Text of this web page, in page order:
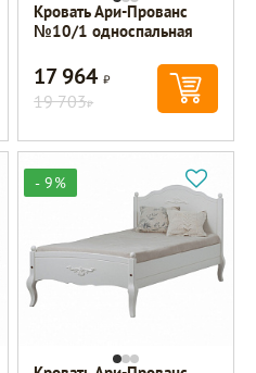
Кровать Ари-Прованс
№10/1 односпальная
17 964Р
19 703Р
- 9%